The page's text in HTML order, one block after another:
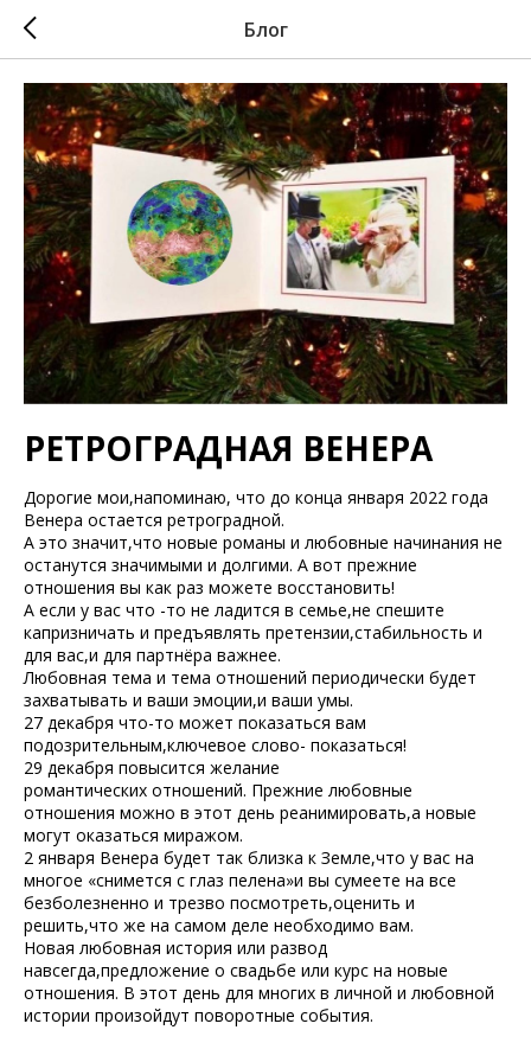
Блог
РЕТРОГРАДНАЯ ВЕНЕРА
Дорогие мои,напоминаю, что до конца января 2022 года
Венера остается ретроградной.
А это значит,что новые романы и любовные начинания не
останутся значимыми и долгими. А вот прежние
отношения вы как раз можете восстановить!
А если у вас что -то не ладится в семье,не спешите
капризничать и предъявлять претензии,стабильность и
для вас,и для партнёра важнее.
Любовная тема и тема отношений периодически будет
захватывать и ваши эмоции,и ваши умы.
27 декабря что-то может показаться вам
подозрительным,ключевое слово- показаться!
29 декабря повысится желание
романтических отношений. Прежние любовные
отношения можно в этот день реанимировать,а новые
могут оказаться миражом.
2 января Венера будет так близка к Земле,что у вас на
многое «снимется с глаз пелена»и вы сумеете на все
безболезненно и трезво посмотреть,оценить и
решить,что же на самом деле необходимо вам.
Новая любовная история или развод
навсегда,предложение о свадьбе или курс на новые
отношения. В этот день для многих в личной и любовной
истории произойдут поворотные события.